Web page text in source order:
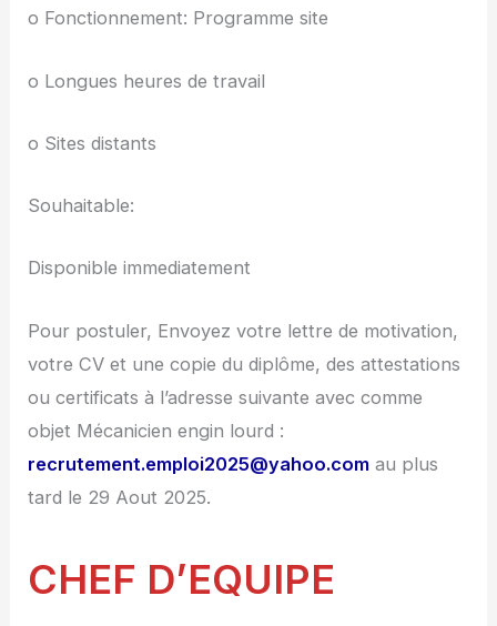
o Fonctionnement: Programme site
o Longues heures de travail
o Sites distants
Souhaitable:
Disponible immediatement
Pour postuler, Envoyez votre lettre de motivation,
votre CV et une copie du diplôme, des attestations
ou certificats à l’adresse suivante avec comme
objet Mécanicien engin lourd :
recrutement.emploi2025@yahoo.com au plus
tard le 29 Aout 2025.
CHEF D’EQUIPE